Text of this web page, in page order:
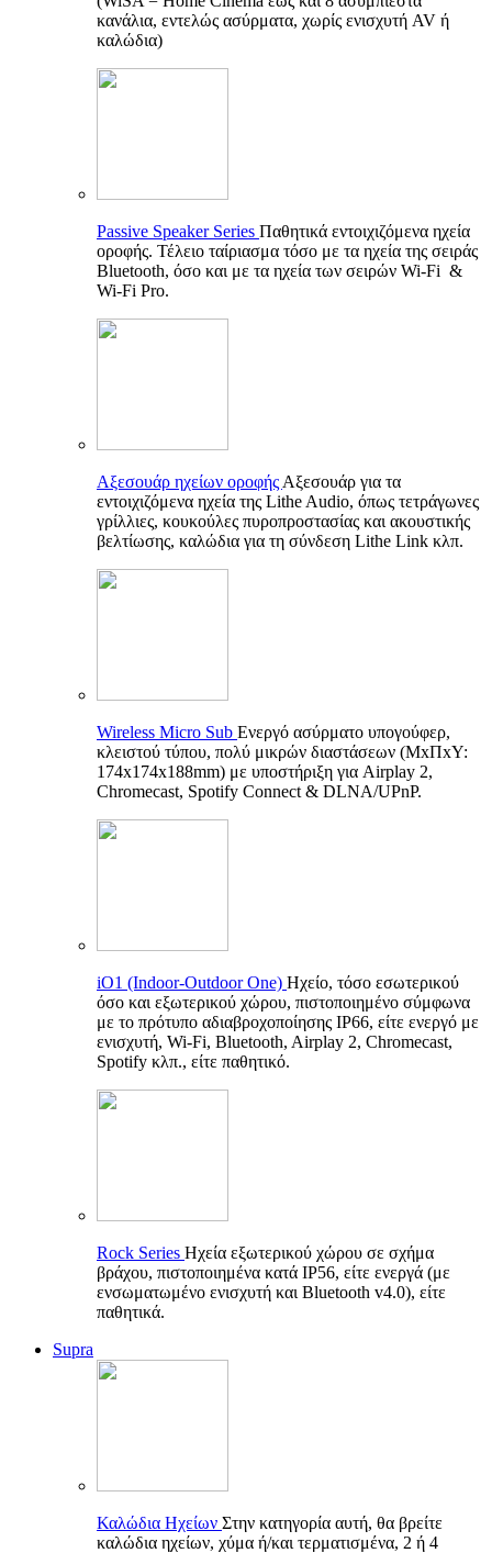
κανάλια, εντελώς ασύρματα, χωρίς ενισχυτή AV ή
καλώδια)
Passive Speaker Series Παθητικά εντοιχιζόμενα ηχεία
οροφής. Τέλειο ταίριασμα τόσο με τα ηχεία της σειράς
Bluetooth, όσο και με τα ηχεία των σειρών Wi-Fi &
Wi-Fi Pro.
Αξεσουάρ ηχείων οροφής Αξεσουάρ για τα
εντοιχιζόμενα ηχεία της Lithe Audio, όπως τετράγωνες
γρίλλιες, κουκούλες πυροπροστασίας και ακουστικής
βελτίωσης, καλώδια για τη σύνδεση Lithe Link κλπ.
Wireless Micro Sub Ενεργό ασύρματο υπογούφερ,
κλειστού τύπου, πολύ μικρών διαστάσεων (ΜxΠxΥ:
174x174x188mm) με υποστήριξη για Airplay 2,
Chromecast, Spotify Connect & DLNA/UPnP.
iO1 (Indoor-Outdoor One) Ηχείο, τόσο εσωτερικού
όσο και εξωτερικού χώρου, πιστοποιημένο σύμφωνα
με το πρότυπο αδιαβροχοποίησης IP66, είτε ενεργό με
ενισχυτή, Wi-Fi, Bluetooth, Airplay 2, Chromecast,
Spotify κλπ., είτε παθητικό.
Rock Series Ηχεία εξωτερικού χώρου σε σχήμα
βράχου, πιστοποιημένα κατά IP56, είτε ενεργά (με
ενσωματωμένο ενισχυτή και Bluetooth v4.0), είτε
παθητικά.
Supra
Καλώδια Ηχείων Στην κατηγορία αυτή, θα βρείτε
καλώδια ηχείων, χύμα ή/και τερματισμένα, 2 ή 4